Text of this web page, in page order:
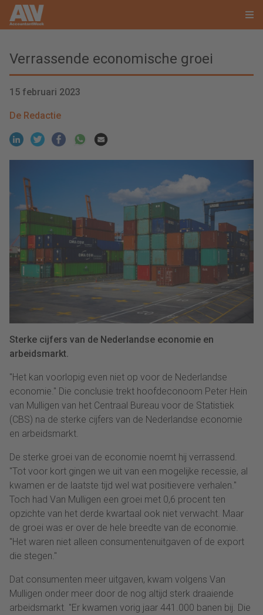
Verrassende economische groei
15 februari 2023
De Redactie
Sterke cijfers van de Nederlandse economie en
arbeidsmarkt.
"Het kan voorlopig even niet op voor de Nederlandse
economie." Die conclusie trekt hoofdeconoom Peter Hein
van Mulligen van het Centraal Bureau voor de Statistiek
(CBS) na de sterke cijfers van de Nederlandse economie
en arbeidsmarkt.
De sterke groei van de economie noemt hij verrassend.
"Tot voor kort gingen we uit van een mogelijke recessie, al
kwamen er de laatste tijd wel wat positievere verhalen."
Toch had Van Mulligen een groei met 0,6 procent ten
opzichte van het derde kwartaal ook niet verwacht. Maar
de groei was er over de hele breedte van de economie.
"Het waren niet alleen consumentenuitgaven of de export
die stegen."
Dat consumenten meer uitgaven, kwam volgens Van
Mulligen onder meer door de nog altijd sterk draaiende
arbeidsmarkt. "Er kwamen vorig jaar 441.000 banen bij. Die